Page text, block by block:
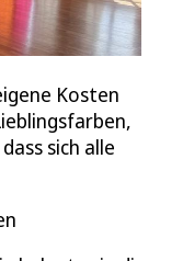
Kosten
sich alle